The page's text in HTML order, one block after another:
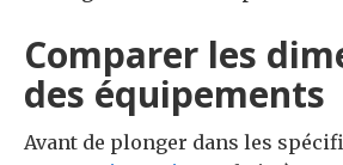
Comparer les
des équipements
Avant de plonger dans les